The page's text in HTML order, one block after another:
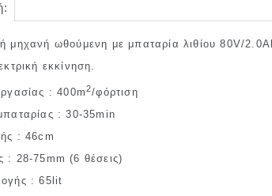
μηχανή ωθούμενη με μπαταρία λιθίου 80V/
εκκίνηση.
: 400m2/φόρτιση
: 30-35min
: 46cm
: 28-75mm (6 θέσεις)
: 65lit